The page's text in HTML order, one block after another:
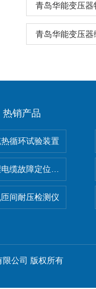
青岛华能变压
青岛华能变压
热销产品
循环试验装置
缆故障定位仪 地下电
间耐压检测仪
公司 版权所有